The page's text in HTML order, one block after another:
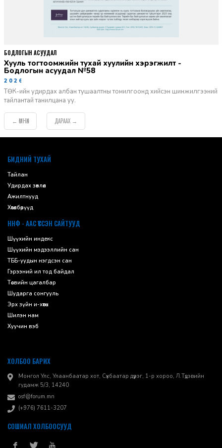
Хууль тогтоомжийн тухай хуулийн хэрэгжилт -
Бодлогын асуудал №58
2026-06-02
ТӨК-ийн удирдах албан тушаалтны томилгоонд хийсэн шинжилгээний
тайлантай танилцана уу.
БОДЛОГЫН АСУУДАЛ
← ӨМНӨХ ДАРААХ →
БИДНИЙ ТУХАЙ
Тайлан
Удирдах зөвлөл
Ажилтнууд
Хөтөлбөрүүд
ННФ - ААС ҮҮССЭН САЙТУУД
Шүүхийн индекс
Шүүхийн мэдээллийн сан
ТББ-уудын нэгдсэн сан
Гэрээний ил тод байдал
Төсвийн цагалбар
Шударга сонгууль
Эрх зүйн и-хөтөч
Шилэн нам
Хуучин вэб
ХОЛБОО БАРИХ
Монгол Улс, Улаанбаатар хот, Сүхбаатар дүүрэг, 1-р хороо, ​Л.Түдэвийн
гудамж 5/3, 14240
osf@forum.mn
(+976) 7611-3207
СОШИАЛ ХОЛБООСУУД